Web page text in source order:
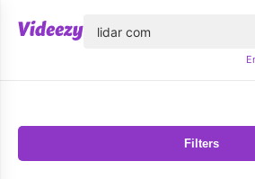
Filters